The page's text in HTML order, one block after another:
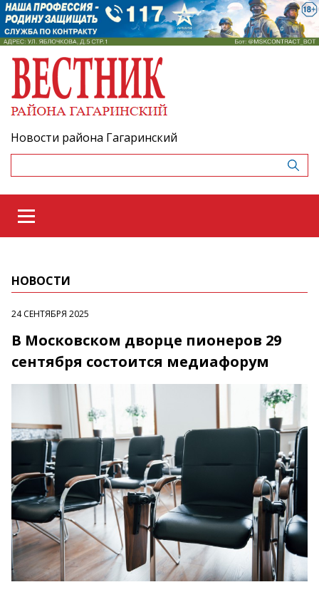
Новости района Гагаринский
НОВОСТИ
24 СЕНТЯБРЯ 2025
В Московском дворце пионеров 29
сентября состоится медиафорум